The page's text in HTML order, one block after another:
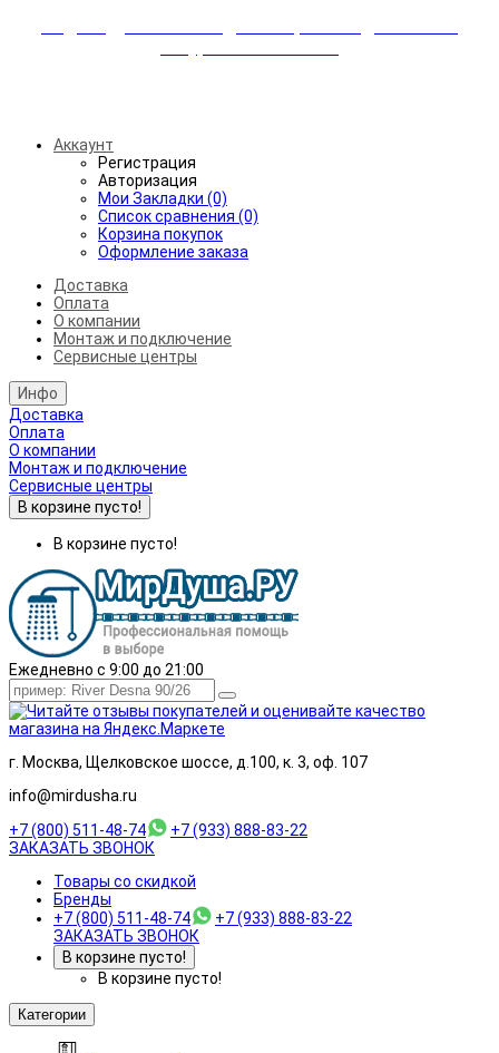
Аккаунт
Регистрация
Авторизация
Мои Закладки (0)
Список сравнения (0)
Корзина покупок
Оформление заказа
Доставка
Оплата
О компании
Монтаж и подключение
Сервисные центры
Инфо
Доставка
Оплата
О компании
Монтаж и подключение
Сервисные центры
В корзине пусто!
В корзине пусто!
Ежедневно с 9:00 до 21:00
г. Москва, Щелковское шоссе, д.100, к. 3, оф. 107
info@mirdusha.ru
+7 (800) 511-48-74
+7 (933) 888-83-22
ЗАКАЗАТЬ ЗВОНОК
Товары со скидкой
Бренды
+7 (800) 511-48-74
+7 (933) 888-83-22
ЗАКАЗАТЬ ЗВОНОК
В корзине пусто!
В корзине пусто!
Категории